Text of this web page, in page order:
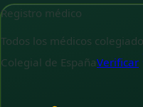
Registro médico
Todos los médicos
Colegial de EspañaVerificar